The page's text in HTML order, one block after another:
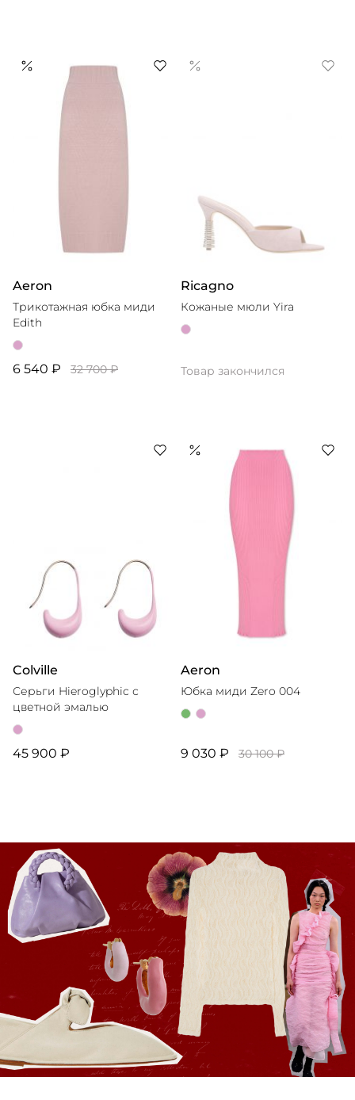
Aeron
Трикотажная юбка миди
Edith
6 540 ₽ 32 700 ₽
Ricagno
Кожаные мюли Yira
Товар закончился
Colville
Серьги Hieroglyphic с
цветной эмалью
45 900 ₽
Aeron
Юбка миди Zero 004
9 030 ₽ 30 100 ₽